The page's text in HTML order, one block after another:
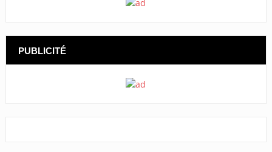
PUBLICITÉ